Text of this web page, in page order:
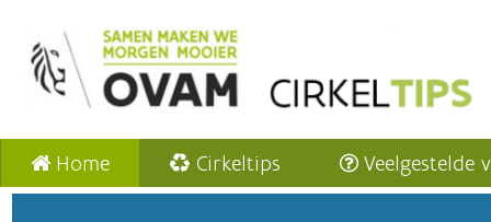
Home Cirkeltips Veelgestelde